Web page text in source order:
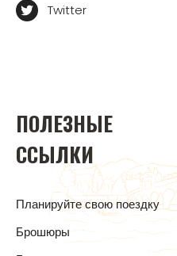
Twitter
ПОЛЕЗНЫЕ
ССЫЛКИ
Планируйте свою поездку
Брошюры